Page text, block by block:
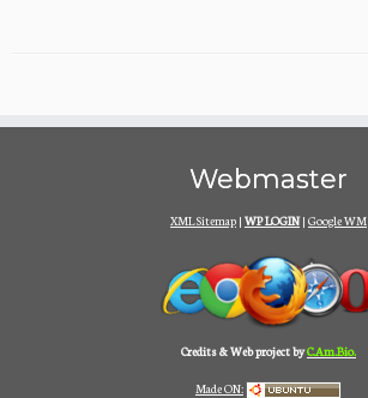
Webmaster
XML Sitemap | WP LOGIN| Google WM
Credits & Web project byC.Am.Bio.
Made ON: